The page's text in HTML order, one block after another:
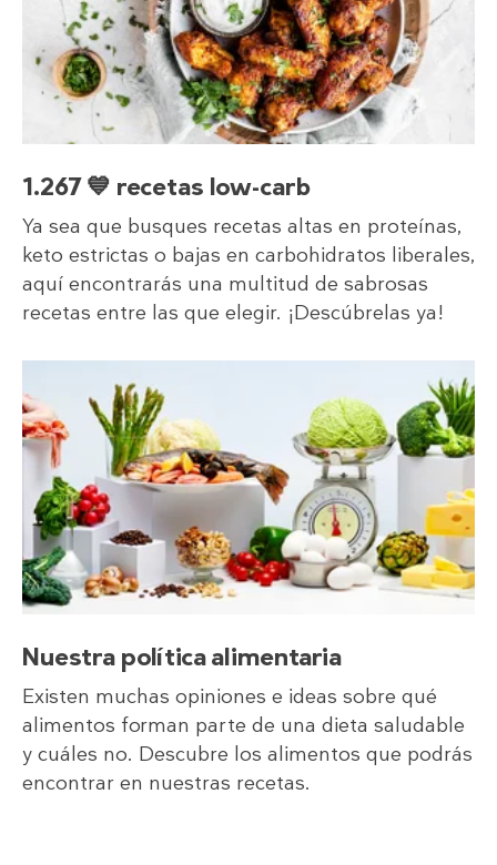
1.267 💙 recetas low-carb
Ya sea que busques recetas altas en proteínas,
keto estrictas o bajas en carbohidratos liberales,
aquí encontrarás una multitud de sabrosas
recetas entre las que elegir. ¡Descúbrelas ya!
Nuestra política alimentaria
Existen muchas opiniones e ideas sobre qué
alimentos forman parte de una dieta saludable
y cuáles no. Descubre los alimentos que podrás
encontrar en nuestras recetas.